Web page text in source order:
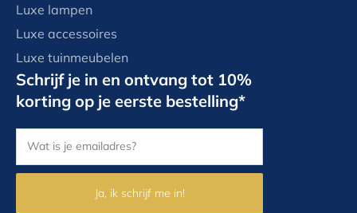
Luxe lampen
Luxe accessoires
Luxe tuinmeubelen
Schrijf je in en ontvang tot 10%
korting op je eerste bestelling*
Ja, ik schrijf me in!